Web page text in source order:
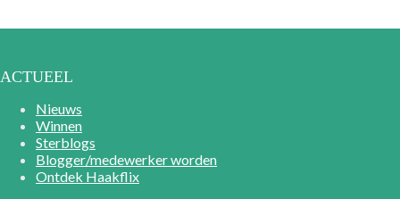
ACTUEEL
Nieuws
Winnen
Sterblogs
Blogger/medewerker worden
Ontdek Haakflix